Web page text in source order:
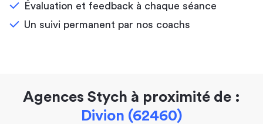
Évaluation et feedback à chaque séance
Un suivi permanent par nos coachs
Agences Stych à proximité de :
Divion (62460)